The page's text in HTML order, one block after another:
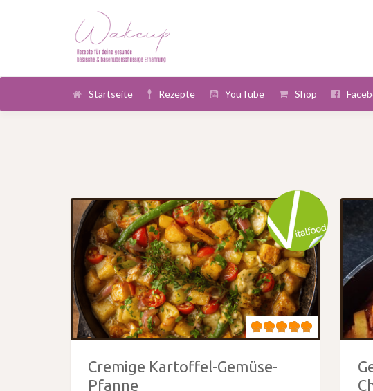
Startseite Rezepte YouTube Shop
Cremige Kartoffel-Gemüse-
Pfanne